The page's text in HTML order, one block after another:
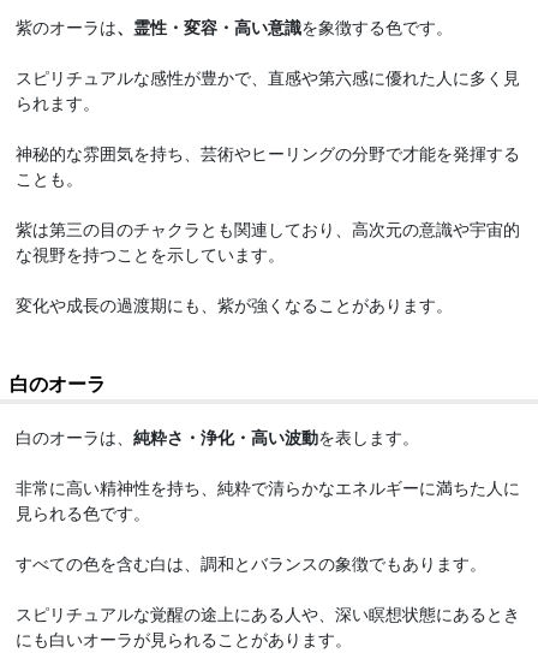
紫のオーラは、霊性・変容・高い意識を象徴する色です。
スピリチュアルな感性が豊かで、直感や第六感に優れた人に多く見
られます。
神秘的な雰囲気を持ち、芸術やヒーリングの分野で才能を発揮する
ことも。
紫は第三の目のチャクラとも関連しており、高次元の意識や宇宙的
な視野を持つことを示しています。
変化や成長の過渡期にも、紫が強くなることがあります。
白のオーラ
白のオーラは、純粋さ・浄化・高い波動を表します。
非常に高い精神性を持ち、純粋で清らかなエネルギーに満ちた人に
見られる色です。
すべての色を含む白は、調和とバランスの象徴でもあります。
スピリチュアルな覚醒の途上にある人や、深い瞑想状態にあるとき
にも白いオーラが見られることがあります。